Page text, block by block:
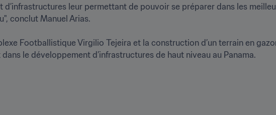
leur permettant de pouvoir se préparer dans les
conclut Manuel Arias.
Footballistique Virgilio Tejeira et la construction d’un terrain en
le développement d’infrastructures de haut niveau au Panama.